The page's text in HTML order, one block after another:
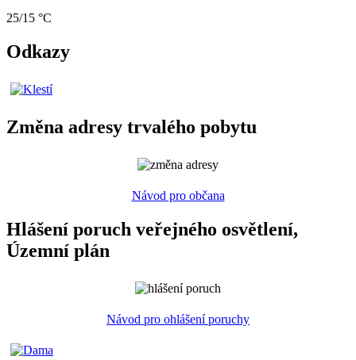
25/15 °C
Odkazy
Změna adresy trvalého pobytu
Návod pro občana
Hlášení poruch veřejného osvětlení,
Územní plán
Návod pro ohlášení poruchy